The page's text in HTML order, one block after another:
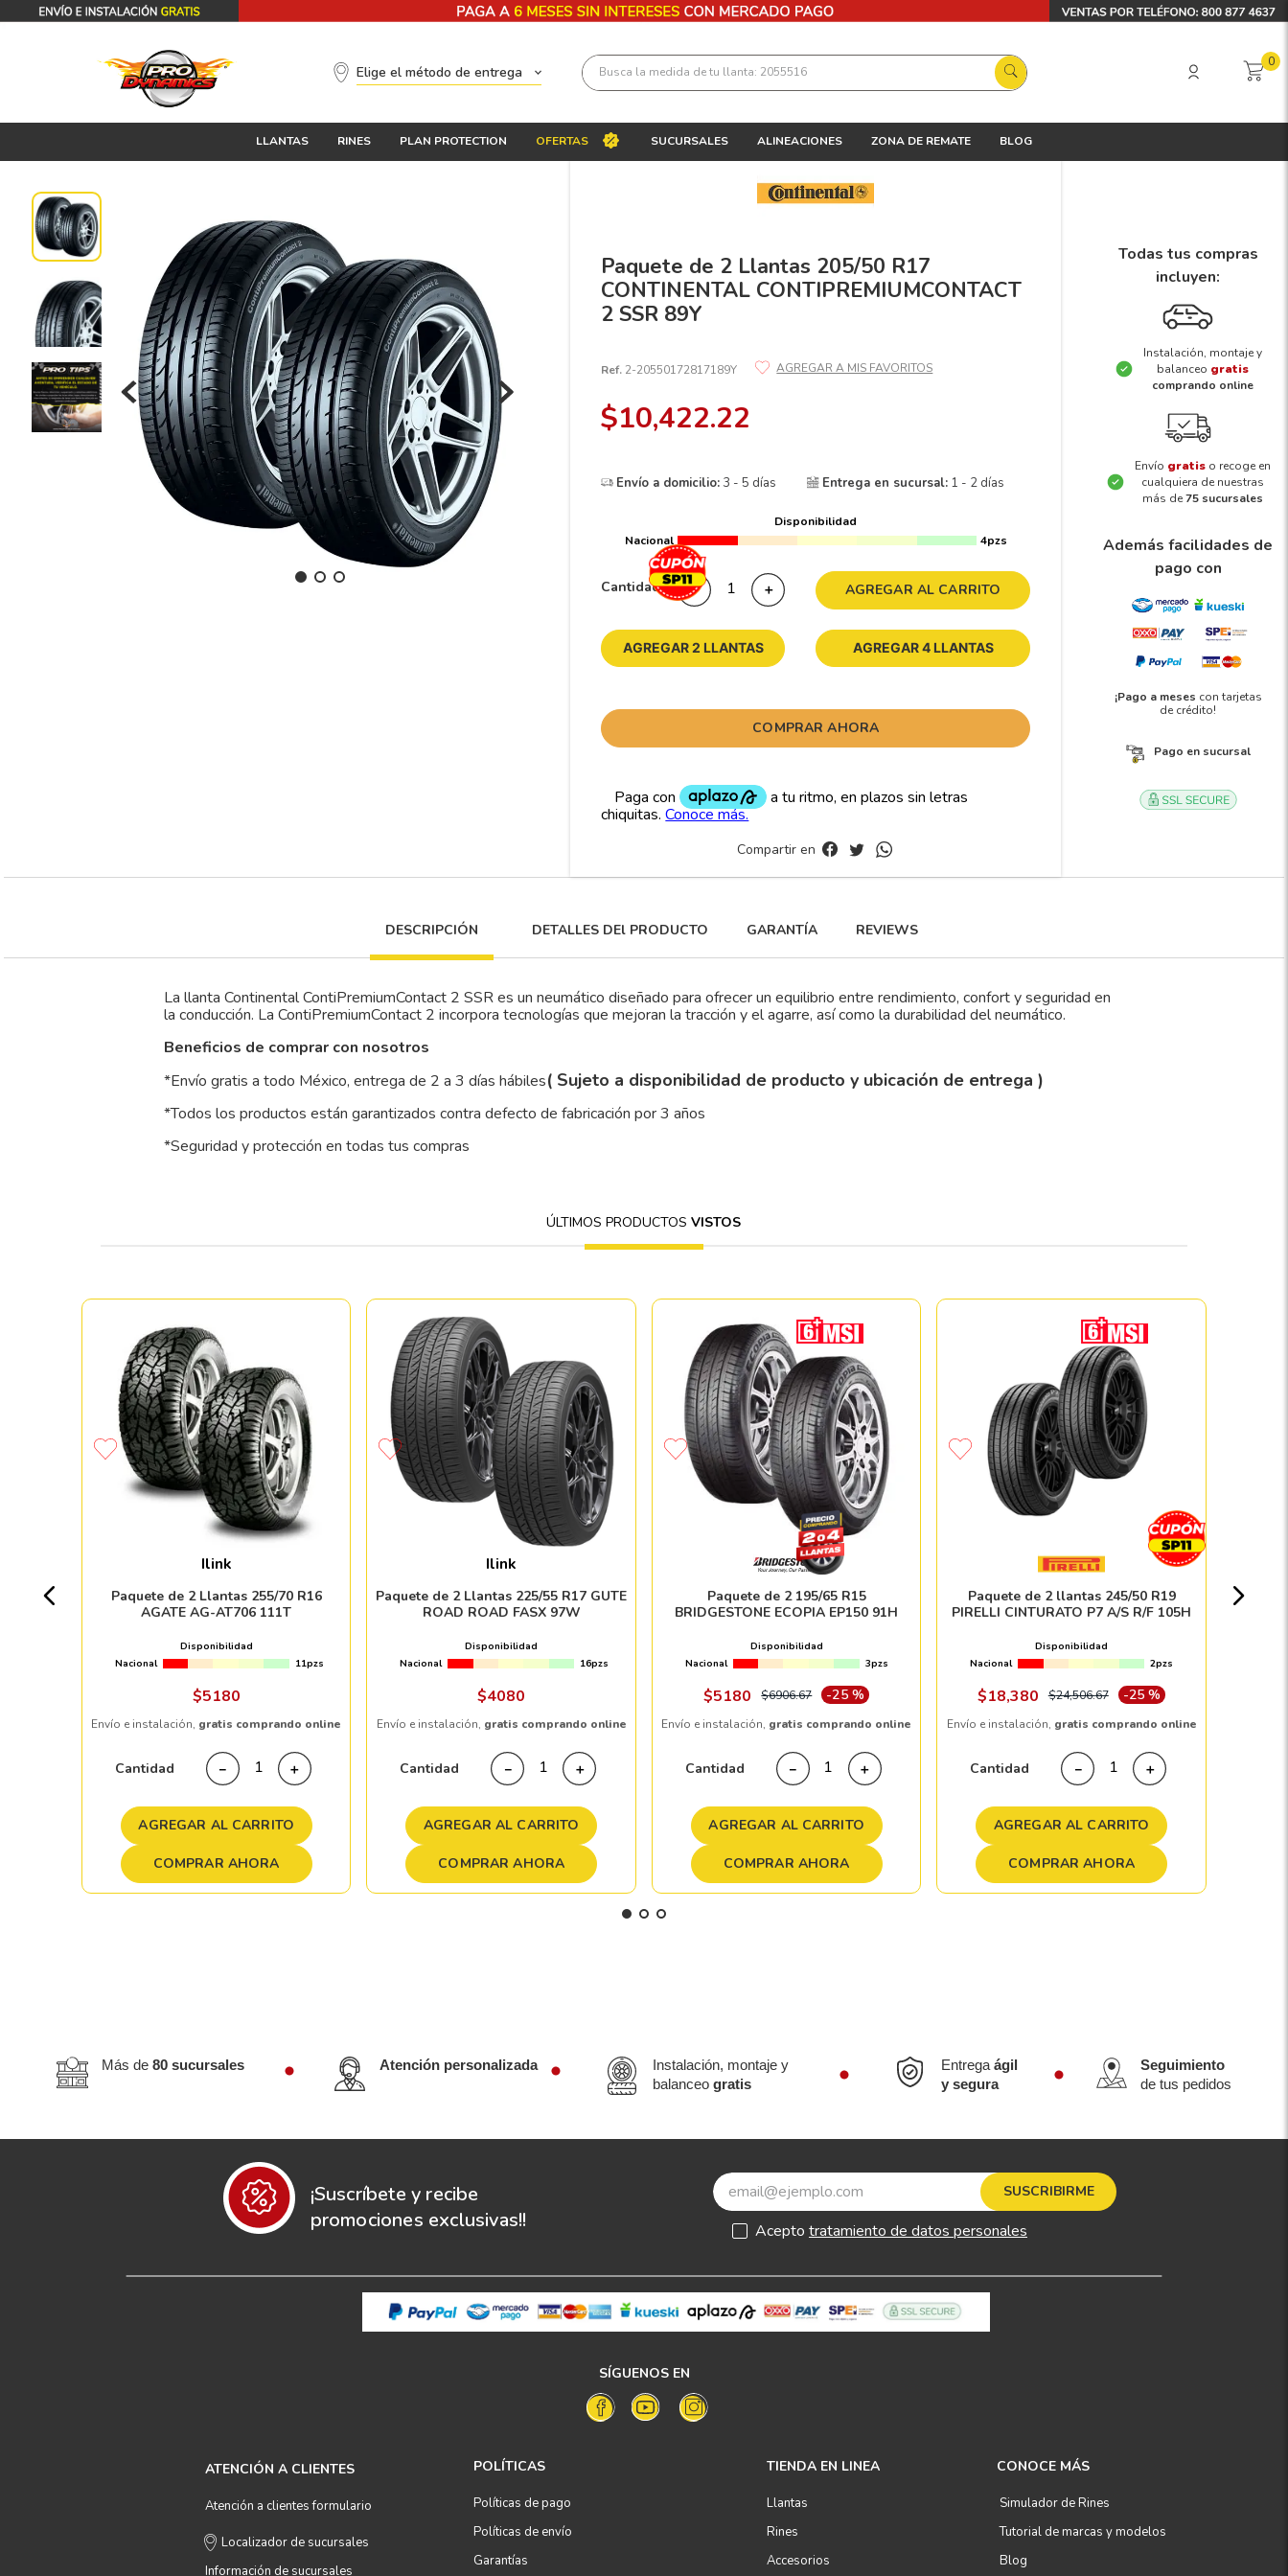
Elige el método de entrega Busca la medida de tu llanta: 2055516 0
LLANTAS RINES PLAN PROTECTION OFERTAS SUCURSALES ALINEACIONES ZONA DE REMATE BLOG
Paquete de 2 Llantas 205/50 R17
CONTINENTAL CONTIPREMIUMCONTACT
2 SSR 89Y
Ref. 2-20550172817189Y
$10,422.22
Envío a domicilio:3 - 5 días Entrega en sucursal: 1 - 2 días
Disponibilidad
Nacional
4pzs
Cantidad ＋
－ AGREGAR AL CARRITO
AGREGAR 2 LLANTAS AGREGAR 4 LLANTAS
COMPRAR AHORA
Compartir en
Todas tus compras
incluyen:
Instalación, montaje y
balanceo gratis
comprando online
Envío gratis o recoge en
cualquiera de nuestras
más de75 sucursales
Además facilidades de
pago con
¡Pago a meses con tarjetas
de crédito!
Pago en sucursal
DESCRIPCIÓN DETALLES DEl PRODUCTO GARANTÍA REVIEWS
La llanta Continental ContiPremiumContact 2 SSR es un neumático diseñado para ofrecer un equilibrio entre rendimiento, confort y seguridad en
la conducción. La ContiPremiumContact 2 incorpora tecnologías que mejoran la tracción y el agarre, así como la durabilidad del neumático.
Beneficios de comprar con nosotros
*Envío gratis a todo México, entrega de 2 a 3 días hábiles( Sujeto a disponibilidad de producto y ubicación de entrega )
*Todos los productos están garantizados contra defecto de fabricación por 3 años
*Seguridad y protección en todas tus compras
ÚLTIMOS PRODUCTOSVISTOS
Ilink
Paquete de 2 Llantas 255/70 R16
AGATE AG-AT706 111T
Disponibilidad
Nacional
11pzs
$5180
Envío e instalación, gratis comprando online
Cantidad ＋
－
AGREGAR AL CARRITO
COMPRAR AHORA
Ilink
Paquete de 2 Llantas 225/55 R17 GUTE
ROAD ROAD FASX 97W
Disponibilidad
Nacional
16pzs
$4080
Envío e instalación, gratis comprando online
Cantidad ＋
－
AGREGAR AL CARRITO
COMPRAR AHORA
Paquete de 2 195/65 R15
BRIDGESTONE ECOPIA EP150 91H
Disponibilidad
Nacional
3pzs
$5180 $6906.67 -25 %
Envío e instalación, gratis comprando online
Cantidad ＋
－
AGREGAR AL CARRITO
COMPRAR AHORA
Paquete de 2 llantas 245/50 R19
PIRELLI CINTURATO P7 A/S R/F 105H
Disponibilidad
Nacional
2pzs
$18,380 $24,506.67 -25 %
Envío e instalación, gratis comprando online
Cantidad ＋
－
AGREGAR AL CARRITO
COMPRAR AHORA
Más de 80 sucursales Atención personalizada
Instalación, montaje y
balanceogratis
Entregaágil
y segura
Seguimiento
de tus pedidos
¡Suscríbete y recibe
promociones exclusivas!!
SUSCRIBIRME
Acepto tratamiento de datos personales
SÍGUENOS EN
ATENCIÓN A CLIENTES
Atención a clientes formulario
Localizador de sucursales
Información de sucursales
POLÍTICAS
Políticas de pago
Políticas de envío
Garantías
TIENDA EN LINEA
Llantas
Rines
Accesorios
CONOCE MÁS
Simulador de Rines
Tutorial de marcas y modelos
Blog
Términos más buscados